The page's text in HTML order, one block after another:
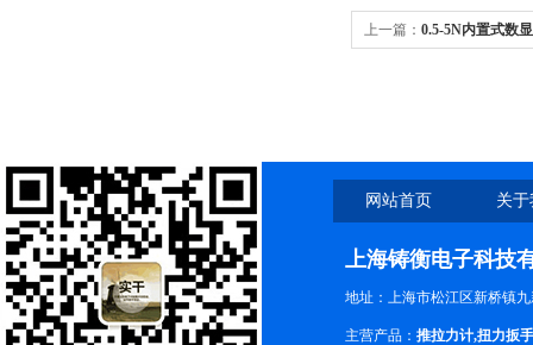
上一篇： 0.5-5N内置式数
网站首页 关
上海铸衡电子科技
地址：上海市松江区新桥镇
主营产品： 推拉力计,扭力扳手